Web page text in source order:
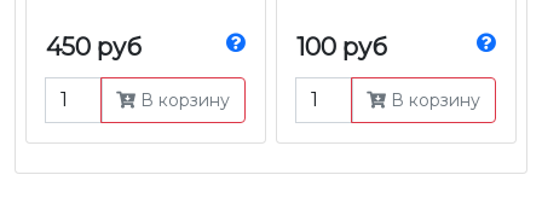
450 руб
В корзину
100 руб
В корзину